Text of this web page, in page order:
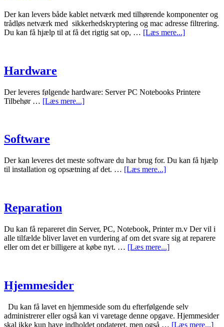
Der kan levers både kablet netværk med tilhørende komponenter og
trådløs netværk med sikkerhedskryptering og mac adresse filtrering.
Du kan få hjælp til at få det rigtig sat op, … [Læs mere...]
Hardware
Der leveres følgende hardware: Server PC Notebooks Printere
Tilbehør … [Læs mere...]
Software
Der kan leveres det meste software du har brug for. Du kan få hjælp
til installation og opsætning af det. … [Læs mere...]
Reparation
Du kan få repareret din Server, PC, Notebook, Printer m.v Der vil i
alle tilfælde bliver lavet en vurdering af om det svare sig at reparere
eller om det er billigere at købe nyt. … [Læs mere...]
Hjemmesider
Du kan få lavet en hjemmeside som du efterfølgende selv
administrerer eller også kan vi varetage denne opgave. Hjemmesider
skal ikke kun have indholdet opdateret, men også … [Læs mere...]